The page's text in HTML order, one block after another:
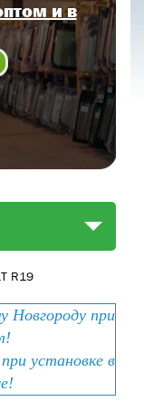
и в
R19
Новгороду при
установке в